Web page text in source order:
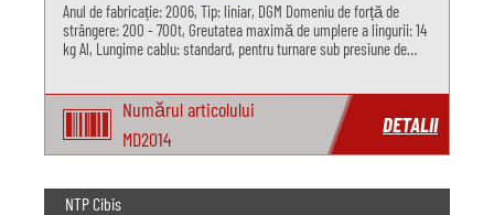
Anul de fabricație: 2006, Tip: liniar, DGM Domeniu de forță de
strângere: 200 - 700t, Greutatea maximă de umplere a lingurii: 14
kg Al, Lungime cablu: standard, pentru turnare sub presiune de
Numărul articolului
MD2014
DETALII
NTP Cibis